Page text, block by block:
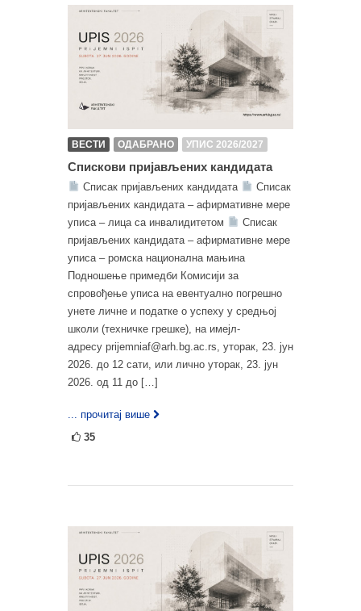
ВЕСТИ ОДАБРАНО УПИС 2026/2027
Спискови пријављених кандидата
Списак пријављених кандидата
Списак
пријављених кандидата – афирмативне мере
уписа – лица са инвалидитетом
Списак
пријављених кандидата – афирмативне мере
уписа – ромска национална мањина
Подношење примедби Комисији за
спровођење уписа на евентуално погрешно
унете личне и податке о успеху у средњој
школи (техничке грешке), на имејл-
адресу prijemniaf@arh.bg.ac.rs, уторак, 23. јун
2026. до 12 сати, или лично уторак, 23. јун
2026. од 11 до […]
... прочитај више
35